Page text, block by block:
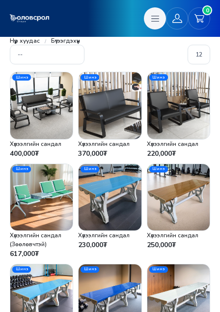
0
Нүүр хуудас Бүтээгдэхүүн
Шинэ
Хүлээлгийн сандал
400,000₮
Шинэ
Хүлээлгийн сандал
370,000₮
Шинэ
Хүлээлгийн сандал
220,000₮
Шинэ
Хүлээлгийн сандал
(Зөөлөвчтэй)
617,000₮
Шинэ
Хүлээлгийн сандал
230,000₮
Шинэ
Хүлээлгийн сандал
250,000₮
Шинэ Шинэ Шинэ